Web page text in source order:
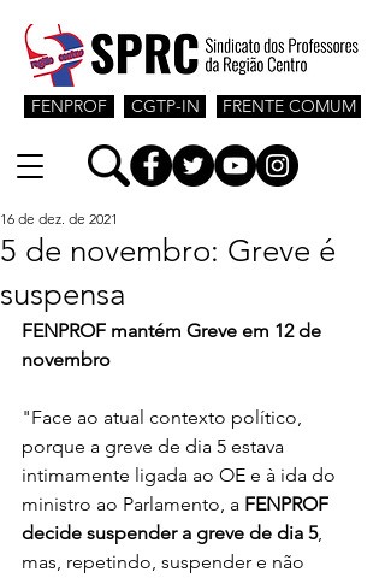
CGTP-IN
FENPROF FRENTE COMUM
5 de novembro: Greve é
suspensa
16 de dez. de 2021
FENPROF mantém Greve em 12 de
novembro
"Face ao atual contexto político,
porque a greve de dia 5 estava
intimamente ligada ao OE e à ida do
ministro ao Parlamento, a FENPROF
decide suspender a greve de dia 5,
mas, repetindo, suspender e não